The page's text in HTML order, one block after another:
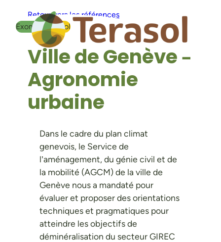
contenu
Retour vers les références
ExomapPlanisol
Ville de Genève –
Agronomie
urbaine
Dans le cadre du plan climat
genevois, le Service de
l’aménagement, du génie civil et de
la mobilité (AGCM) de la ville de
Genève nous a mandaté pour
évaluer et proposer des orientations
techniques et pragmatiques pour
atteindre les objectifs de
déminéralisation du secteur GIREC